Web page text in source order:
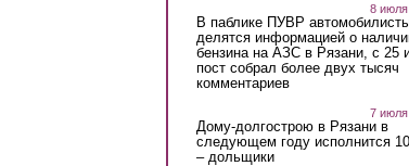
8 июля
В паблике ПУВР
делятся информацией о
бензина на АЗС в Рязани, с 25
пост собрал более двух тысяч
комментариев
7 июля
Дому-долгострою в Рязани в
следующем году исполнится
– дольщики